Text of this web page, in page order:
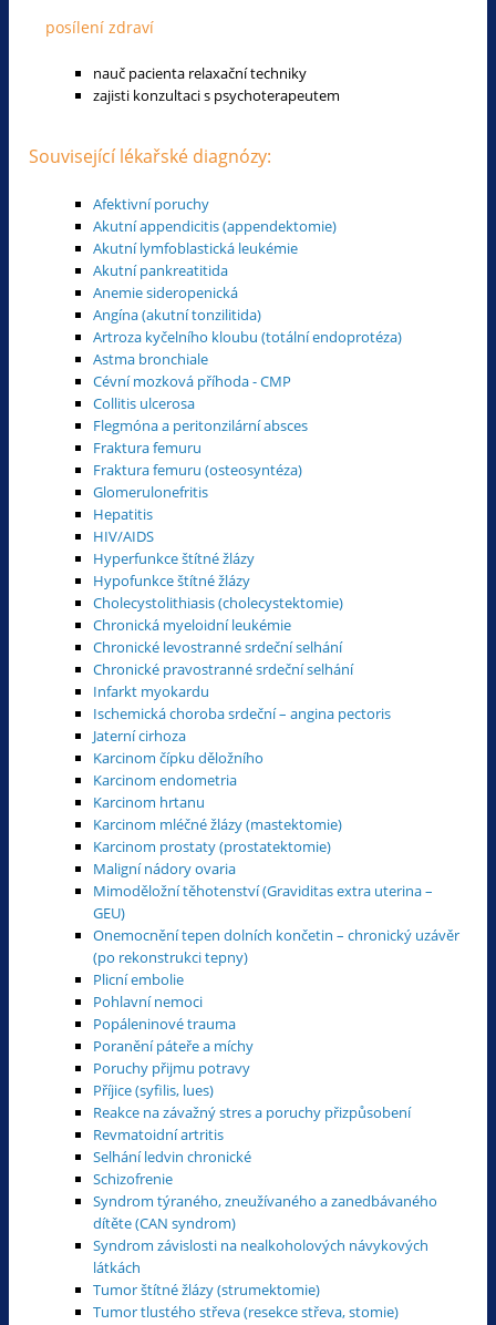
posílení zdraví
nauč pacienta relaxační techniky
zajisti konzultaci s psychoterapeutem
Související lékařské diagnózy:
Afektivní poruchy
Akutní appendicitis (appendektomie)
Akutní lymfoblastická leukémie
Akutní pankreatitida
Anemie sideropenická
Angína (akutní tonzilitida)
Artroza kyčelního kloubu (totální endoprotéza)
Astma bronchiale
Cévní mozková příhoda - CMP
Collitis ulcerosa
Flegmóna a peritonzilární absces
Fraktura femuru
Fraktura femuru (osteosyntéza)
Glomerulonefritis
Hepatitis
HIV/AIDS
Hyperfunkce štítné žlázy
Hypofunkce štítné žlázy
Cholecystolithiasis (cholecystektomie)
Chronická myeloidní leukémie
Chronické levostranné srdeční selhání
Chronické pravostranné srdeční selhání
Infarkt myokardu
Ischemická choroba srdeční – angina pectoris
Jaterní cirhoza
Karcinom čípku děložního
Karcinom endometria
Karcinom hrtanu
Karcinom mléčné žlázy (mastektomie)
Karcinom prostaty (prostatektomie)
Maligní nádory ovaria
Mimoděložní těhotenství (Graviditas extra uterina –
GEU)
Onemocnění tepen dolních končetin – chronický uzávěr
(po rekonstrukci tepny)
Plicní embolie
Pohlavní nemoci
Popáleninové trauma
Poranění páteře a míchy
Poruchy přijmu potravy
Příjice (syfilis, lues)
Reakce na závažný stres a poruchy přizpůsobení
Revmatoidní artritis
Selhání ledvin chronické
Schizofrenie
Syndrom týraného, zneužívaného a zanedbávaného
dítěte (CAN syndrom)
Syndrom závislosti na nealkoholových návykových
látkách
Tumor štítné žlázy (strumektomie)
Tumor tlustého střeva (resekce střeva, stomie)